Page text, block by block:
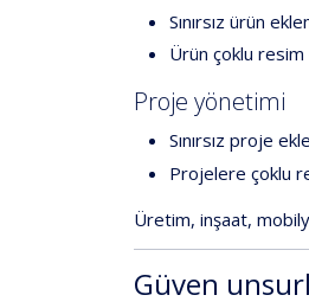
Sınırsız ürün
Ürün çoklu resim
Proje yönetimi
Sınırsız proje
Projelere çoklu
Üretim, inşaat,
Güven